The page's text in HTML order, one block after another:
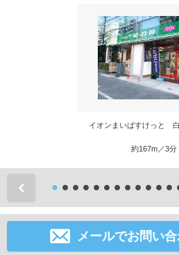
イオンまいばすけっと
約167m／3分
メールでお問い